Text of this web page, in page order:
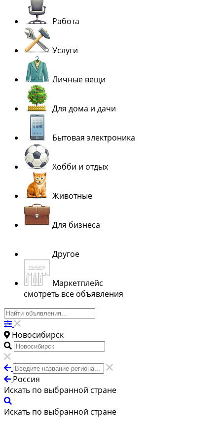
Работа
Услуги
Личные вещи
Для дома и дачи
Бытовая электроника
Хобби и отдых
Животные
Для бизнеса
Другое
Маркетплейс
смотреть все объявления
Новосибирск
Россия
Искать по выбранной стране
Искать по выбранной стране